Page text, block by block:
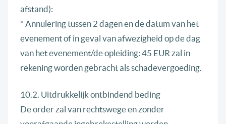
afstand):
* Annulering tussen 2 dagen en de datum van het
evenement of in geval van afwezigheid op de dag
van het evenement/de opleiding: 45 EUR zal in
rekening worden gebracht als schadevergoeding.
10.2. Uitdrukkelijk ontbindend beding
De order zal van rechtswege en zonder